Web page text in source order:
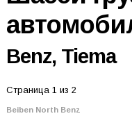
Benz, Tiema
Страница 1 из 2
Beiben North Benz